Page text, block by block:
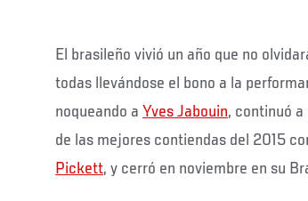
El brasileño vivió un año que no
todas llevándose el bono a la
noqueando a Yves Jabouin, continuó
de las mejores contiendas del 2015
Pickett, y cerró en noviembre en su